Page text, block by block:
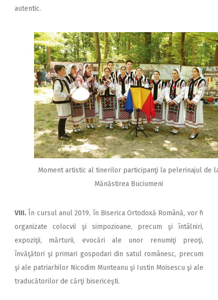
autentic.
Moment artistic al tinerilor participanţi la pelerinajul de
Mănăstirea Buciumeni
VIII. În cursul anul 2019, în Biserica Ortodoxă Română, vor fi
organizate colocvii şi simpozioane, precum şi întâlniri,
expoziţii, mărturii, evocări ale unor renumiţi preoţi,
învăţători şi primari gospodari din satul românesc, precum
şi ale patriarhilor Nicodim Munteanu şi Iustin Moisescu şi ale
traducătorilor de cărţi bisericeşti.